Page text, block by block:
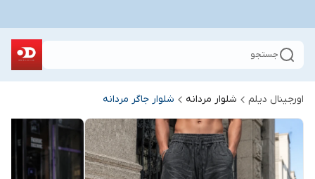
جستجو
اورجینال دیلم شلوار مردانه شلوار جاگر مردانه